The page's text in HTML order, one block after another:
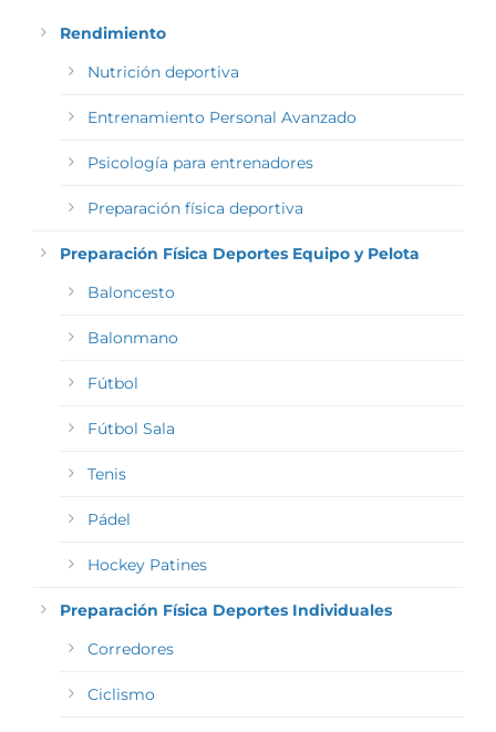
Rendimiento
Nutrición deportiva
Entrenamiento Personal Avanzado
Psicología para entrenadores
Preparación física deportiva
Preparación Física Deportes Equipo y Pelota
Baloncesto
Balonmano
Fútbol
Fútbol Sala
Tenis
Pádel
Hockey Patines
Preparación Física Deportes Individuales
Corredores
Ciclismo